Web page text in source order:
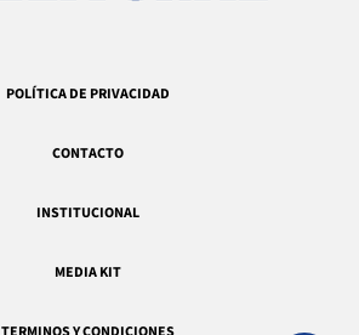
POLÍTICA DE PRIVACIDAD
CONTACTO
INSTITUCIONAL
MEDIA KIT